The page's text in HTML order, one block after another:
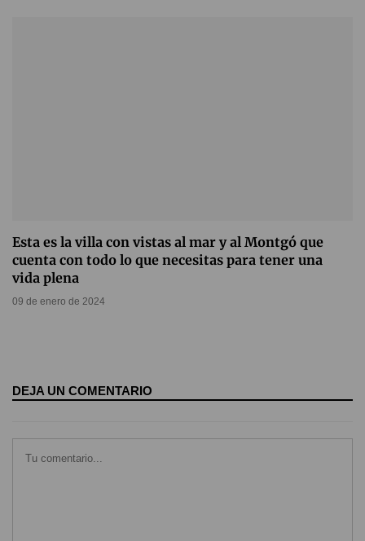
Esta es la villa con vistas al mar y al Montgó que
cuenta con todo lo que necesitas para tener una
vida plena
09 de enero de 2024
DEJA UN COMENTARIO